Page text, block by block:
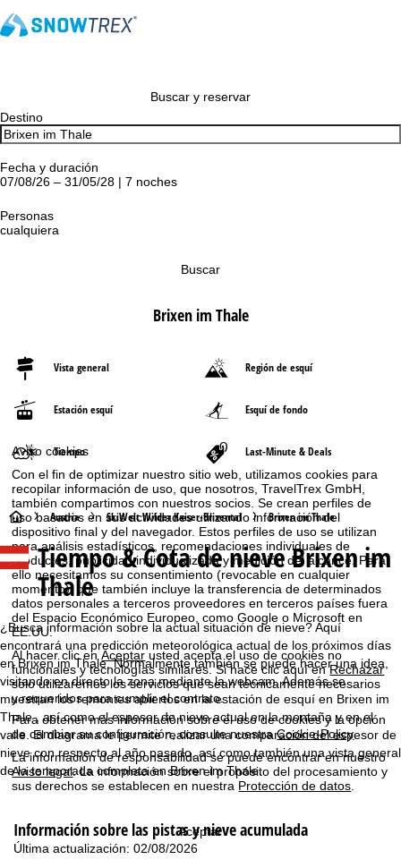
Aviso cookies
Con el fin de optimizar nuestro sitio web, utilizamos cookies para
recopilar información de uso, que nosotros, TravelTrex GmbH,
también compartimos con nuestros socios. Se crean perfiles de
uso basados en sus actividades utilizando información del
dispositivo final y del navegador. Estos perfiles de uso se utilizan
para análisis estadísticos, recomendaciones individuales de
productos, publicidad individualizada y medición del alcance. Para
ello necesitamos su consentimiento (revocable en cualquier
momento), que también incluye la transferencia de determinados
datos personales a terceros proveedores en terceros países fuera
del Espacio Económico Europeo, como Google o Microsoft en
EE.UU.
Al hacer clic enAceptarusted acepta el uso de cookies no
funcionales y tecnologías similares. Si hace clic aquí enRechazar
solo utilizaremos los servicios que sean técnicamente necesarios
y requeridos para cumplir el contrato.
Para obtener más información sobre el uso de cookies y la opción
de cambiar su configuración, consulte nuestraCookie-Policy.
La información de responsabilidad se puede encontrar en nuestro
Aviso legal. La información sobre el propósito del procesamiento y
sus derechos se establecen en nuestra Protección de datos
Aceptar
Buscar y reservar
Destino
Fecha y duración
07/08/26 – 31/05/28 | 7 noches
Personas
cualquiera
Buscar
Brixen im Thale
Vista general Región de esquí
Estación esquí Esquí de fondo
Tiempo Last-Minute & Deals
P
á
g
i
n
a
p
r
n
Austria SkiWelt Wilder Kaiser-Brixental Brixen im Thale
Tiempo & Cota de nieve Brixen im
Thale
¿Busca información sobre la actual situación de nieve? Aquí
encontrará una predicción meteorológica actual de los próximos días
en Brixen im Thale. Normalmente también se puede hacer una idea,
visitando en directo la zona mediante la webcam. Además se
muestran los remontes abiertos en la estación de esquí en Brixen im
Thale , así como el espesor de nieve actual en la montaña y en el
valle. El diagrama le permite realizar una comparación del espesor de
nieve con respecto al año pasado, así como también una vista general
de la temporada completa en Brixen im Thale.
Información sobre las pistas y nieve acumulada
Última actualización: 02/08/2026